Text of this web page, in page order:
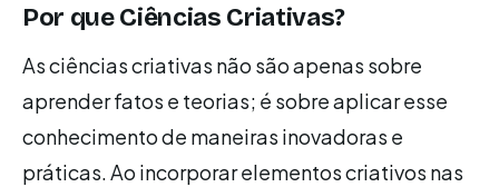
Por que Ciências Criativas?
As ciências criativas não são apenas sobre
aprender fatos e teorias; é sobre aplicar esse
conhecimento de maneiras inovadoras e
práticas. Ao incorporar elementos criativos nas